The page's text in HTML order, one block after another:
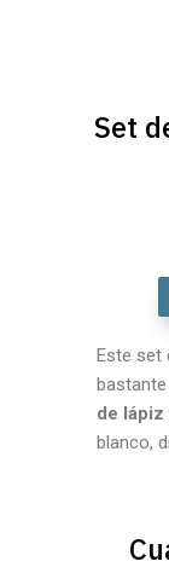
Set
Este set
bastante
de lápiz
blanco,